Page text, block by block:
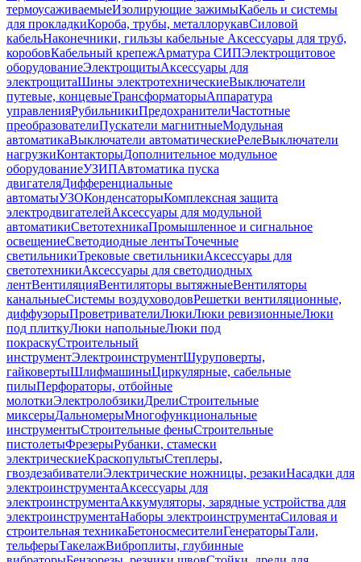
термоусаживаемыеИзолирующие зажимыКабель и системы
для прокладкиКороба, трубы, металлорукавСиловой
кабельНаконечники, гильзы кабельные Аксессуары для труб,
коробовКабельный крепежАрматура СИПЭлектрощитовое
оборудованиеЭлектрощитыАксессуары для
электрощитаШины электротехническиеВыключатели
путевые, концевыеТрансформаторыАппаратура
управленияРубильникиПредохранителиЧастотные
преобразователиПускатели магнитныеМодульная
автоматикаВыключатели автоматическиеРелеВыключатели
нагрузкиКонтакторыДополнительное модульное
оборудованиеУЗИПАвтоматика пуска
двигателяДифференциальные
автоматыУЗОКонденсаторыКомплексная защита
электродвигателейАксессуары для модульной
автоматикиСветотехникаПромышленное и сигнальное
освещениеСветодиодные лентыТочечные
светильникиТрековые светильникиАксессуары для
светотехникиАксессуары для светодиодных
лентВентиляцияВентиляторы вытяжныеВентиляторы
канальныеСистемы воздуховодовРешетки вентиляционные,
диффузорыПроветривателиЛюкиЛюки ревизионныеЛюки
под плиткуЛюки напольныеЛюки под
покраскуСтроительный
инструментЭлектроинструментШуруповерты,
гайковертыШлифмашиныЦиркулярные, сабельные
пилыПерфораторы, отбойные
молоткиЭлектролобзикиДрелиСтроительные
миксерыДальномерыМногофункциональные
инструментыСтроительные феныСтроительные
пистолетыФрезерыРубанки, стамески
электрическиеКраскопультыСтеплеры,
гвоздезабивателиЭлектрические ножницы, резакиНасадки для
электроинструментаАксессуары для
электроинструментаАккумуляторы, зарядные устройства для
электроинструментаНаборы электроинструментаСиловая и
строительная техникаБетоносмесителиГенераторыТали,
тельферыТакелажВиброплиты, глубинные